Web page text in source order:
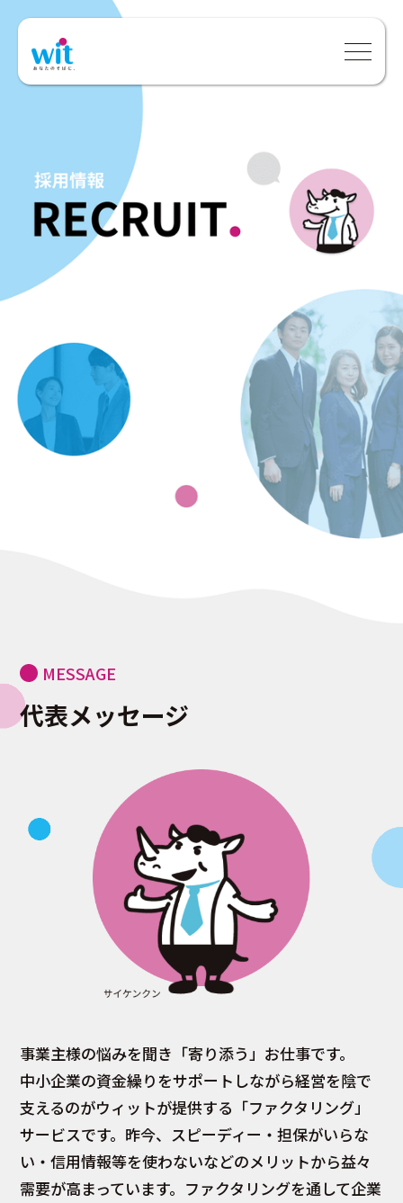
MESSAGE
代表メッセージ
事業主様の悩みを聞き「寄り添う」お仕事です。
中小企業の資金繰りをサポートしながら経営を陰で
支えるのがウィットが提供する「ファクタリング」
サービスです。昨今、スピーディー・担保がいらな
い・信用情報等を使わないなどのメリットから益々
需要が高まっています。ファクタリングを通して企業